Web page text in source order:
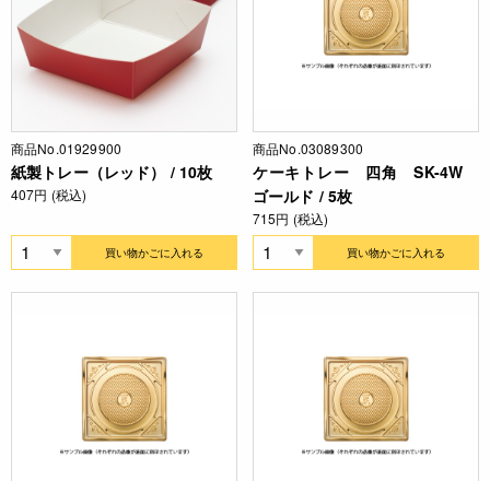
商品No.01929900
紙製トレー（レッド） / 10枚
407円 (税込)
買い物かごに入れる
商品No.03089300
ケーキトレー 四角 SK-4W
ゴールド / 5枚
715円 (税込)
買い物かごに入れる